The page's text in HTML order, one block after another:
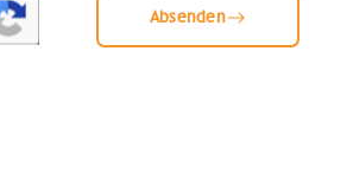
Absenden